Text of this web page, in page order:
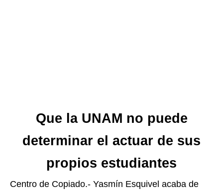
Que la UNAM no puede
determinar el actuar de sus
propios estudiantes
Centro de Copiado.- Yasmín Esquivel acaba de